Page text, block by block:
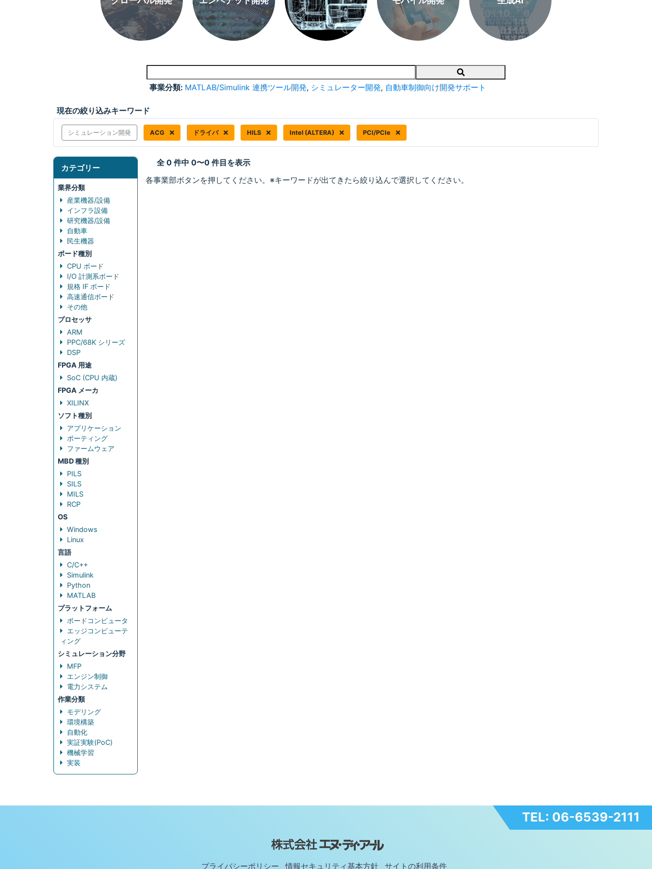
Search
事業分類: MATLAB/Simulink 連携ツール開発, シミュレーター開発, 自動車制御向け開発サポート
現在の絞り込みキーワード
シミュレーション開発 ACG ドライバ HILS Intel (ALTERA) PCI/PCIe
カテゴリー
業界分類
産業機器/設備
インフラ設備
研究機器/設備
自動車
民生機器
ボード種別
CPU ボード
I/O 計測系ボード
規格 IF ボード
高速通信ボード
その他
プロセッサ
ARM
PPC/68K シリーズ
DSP
FPGA 用途
SoC (CPU 内蔵)
FPGA メーカ
XILINX
ソフト種別
アプリケーション
ポーティング
ファームウェア
MBD 種別
PILS
SILS
MILS
RCP
OS
Windows
Linux
言語
C/C++
Simulink
Python
MATLAB
プラットフォーム
ボードコンピュータ
エッジコンピューテ
ィング
シミュレーション分野
MFP
エンジン制御
電力システム
作業分類
モデリング
環境構築
自動化
実証実験(PoC)
機械学習
実装
全 0 件中 0〜0 件目を表示
各事業部ボタンを押してください。※キーワードが出てきたら絞り込んで選択してください。
TEL: 06-6539-2111
プライバシーポリシー 情報セキュリティ基本方針 サイトの利用条件